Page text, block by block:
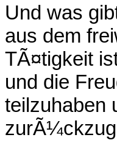
Und was
aus dem
TÃ¤tigkeit
und die
teilzuhaben